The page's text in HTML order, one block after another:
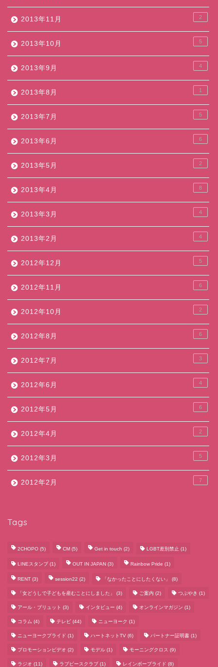
2013年11月 2
2013年10月 5
2013年9月 4
2013年8月 1
2013年7月 5
2013年6月 6
2013年5月 2
2013年4月 8
2013年3月 4
2013年2月 4
2012年12月 5
2012年11月 6
2012年10月 2
2012年8月 6
2012年7月 3
2012年6月 4
2012年5月 6
2012年4月 2
2012年3月 5
2012年2月 7
Tags
2CHOPO (5) CM (5) Get in touch (2) LGBT差別禁止 (1)
LINEスタンプ(1) OUT IN JAPAN (3) Rainbow Pride (1)
RENT (3) session22 (2) 「なかったことにしたくない」 (8)
「女どうしで子どもを産むことにしました」 (3) ご案内 (2) つぶやき (1)
アール・ブリュット (3) インタビュー (4) オンラインマガジン (1)
コラム (4) テレビ (44) ニューヨーク (1)
ニューヨークプライド (1) ハートネットTV (6) パートナー証明書 (1)
プロモーションビデオ (2) モデル (1) モーニングクロス (9)
ラジオ (11) ラブピースクラブ (1) レインボープライド (8)